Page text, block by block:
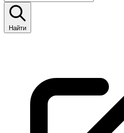
Найти